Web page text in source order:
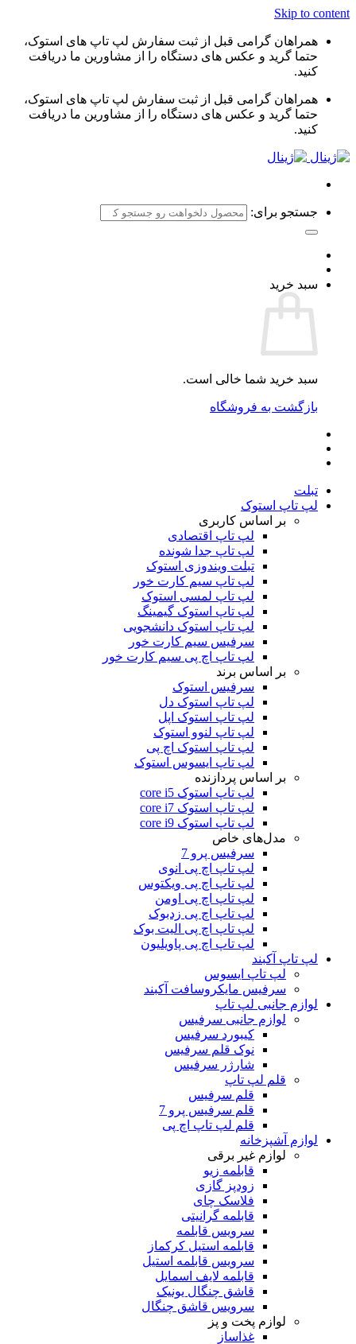
Skip to content
همراهان گرامی قبل از ثبت سفارش لپ تاپ های استوک،
حتما گرید و عکس های دستگاه را از مشاورین ما دریافت
کنید.
همراهان گرامی قبل از ثبت سفارش لپ تاپ های استوک،
حتما گرید و عکس های دستگاه را از مشاورین ما دریافت
کنید.
جستجو برای:
سبد خرید
سبد خرید شما خالی است.
بازگشت به فروشگاه
تبلت
لپ تاپ استوک
بر اساس کاربری
لپ تاپ اقتصادی
لپ تاپ جدا شونده
تبلت ویندوزی استوک
لپ تاپ سیم کارت خور
لپ تاپ لمسی استوک
لپ تاپ استوک گیمینگ
لپ تاپ استوک دانشجویی
سرفیس سیم کارت خور
لپ تاپ اچ پی سیم کارت خور
بر اساس برند
سرفیس استوک
لپ تاپ استوک دل
لپ تاپ استوک اپل
لپ تاپ لنوو استوک
لپ تاپ استوک اچ پی
لپ تاپ ایسوس استوک
بر اساس پردازنده
لپ تاپ استوک core i5
لپ تاپ استوک core i7
لپ تاپ استوک core i9
مدل‌های خاص
سرفیس پرو 7
لپ تاپ اچ پی انوی
لپ تاپ اچ پی ویکتوس
لپ تاپ اچ پی اومن
لپ تاپ اچ پی زدبوک
لپ تاپ اچ پی الیت بوک
لپ تاپ اچ پی پاویلیون
لپ تاپ آکبند
لپ تاپ ایسوس
سرفیس مایکروسافت آکبند
لوازم جانبی لپ تاپ
لوازم جانبی سرفیس
کیبورد سرفیس
نوک قلم سرفیس
شارژر سرفیس
قلم لپ تاپ
قلم سرفیس
قلم سرفیس پرو 7
قلم لپ تاپ اچ پی
لوازم آشپزخانه
لوازم غیر برقی
قابلمه زیو
زودپز گازی
فلاسک چای
قابلمه گرانیتی
سرویس قابلمه
قابلمه استیل کرکماز
سرویس قابلمه استیل
قابلمه لایف اسمایل
قاشق چنگال یونیک
سرویس قاشق چنگال
لوازم پخت و پز
غذاساز